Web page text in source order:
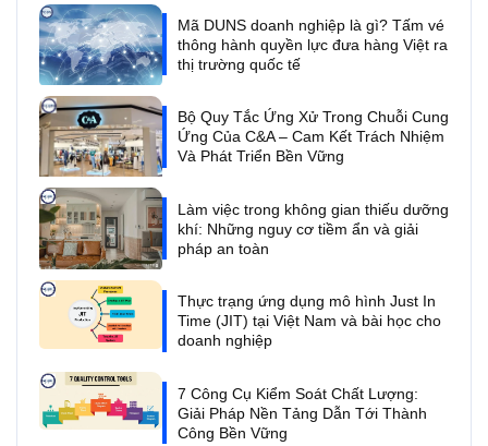
Mã DUNS doanh nghiệp là gì? Tấm vé
thông hành quyền lực đưa hàng Việt ra
thị trường quốc tế
Bộ Quy Tắc Ứng Xử Trong Chuỗi Cung
Ứng Của C&A – Cam Kết Trách Nhiệm
Và Phát Triển Bền Vững
Làm việc trong không gian thiếu dưỡng
khí: Những nguy cơ tiềm ẩn và giải
pháp an toàn
Thực trạng ứng dụng mô hình Just In
Time (JIT) tại Việt Nam và bài học cho
doanh nghiệp
7 Công Cụ Kiểm Soát Chất Lượng:
Giải Pháp Nền Tảng Dẫn Tới Thành
Công Bền Vững